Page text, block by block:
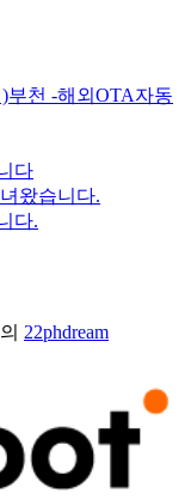
부천 -해외OTA자동
다
왔습니다.
다.
의 22phdream